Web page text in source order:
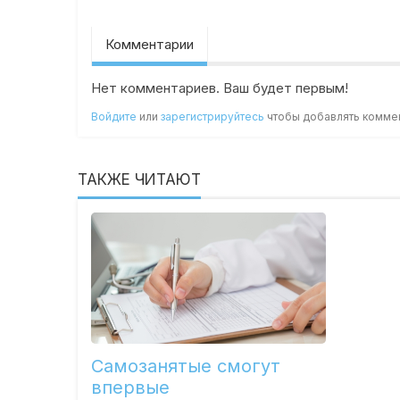
Комментарии
Нет комментариев. Ваш будет первым!
Войдите илизарегистрируйтесь чтобы добавлять
ТАКЖЕ ЧИТАЮТ
Самозанятые смогут
впервые